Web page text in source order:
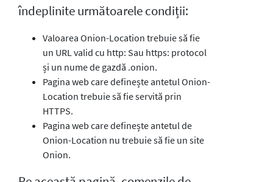
îndeplinite următoarele condiții:
Valoarea Onion-Location trebuie să fie
un URL valid cu http: Sau https: protocol
și un nume de gazdă .onion.
Pagina web care definește antetul Onion-
Location trebuie să fie servită prin
HTTPS.
Pagina web care definește antetul de
Onion-Location nu trebuie să fie un site
Onion.